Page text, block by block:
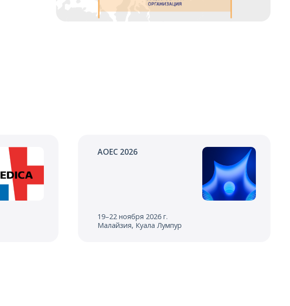
AOEC 2026
19–22 ноября 2026 г.
Малайзия, Куала Лумпур